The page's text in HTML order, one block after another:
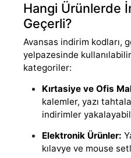
Hangi Ürünlerde
Geçerli?
Avansas indirim kodları,
yelpazesinde
kategoriler:
Kırtasiye ve Ofis
kalemler, yazı
indirimler
Elektronik Ürünler:
kılavye ve mouse